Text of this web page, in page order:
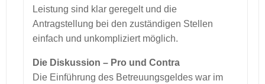
Leistung sind klar geregelt und die
Antragstellung bei den zuständigen Stellen
einfach und unkompliziert möglich.
Die Diskussion – Pro und Contra
Die Einführung des Betreuungsgeldes war im